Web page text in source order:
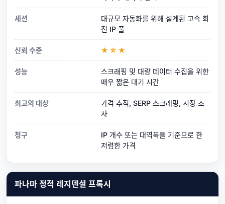
세션
대규모 자동화를 위해 설계된 고속 회
전 IP 풀
신뢰 수준 ★☆★
성능
스크래핑 및 대량 데이터 수집을 위한
매우 짧은 대기 시간
최고의 대상
가격 추적, SERP 스크래핑, 시장 조
사
청구
IP 개수 또는 대역폭을 기준으로 한
저렴한 가격
파나마 정적 레지덴셜 프록시